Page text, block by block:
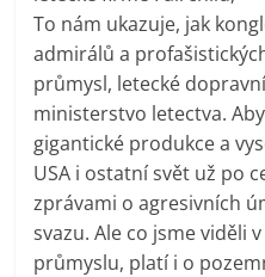
To nám ukazuje, jak
admirálů a
průmysl, letecké
ministerstvo letectva.
gigantické produkce a
USA i ostatní svět už po
zprávami o agresivních
svazu. Ale co jsme viděli
průmyslu, platí i o